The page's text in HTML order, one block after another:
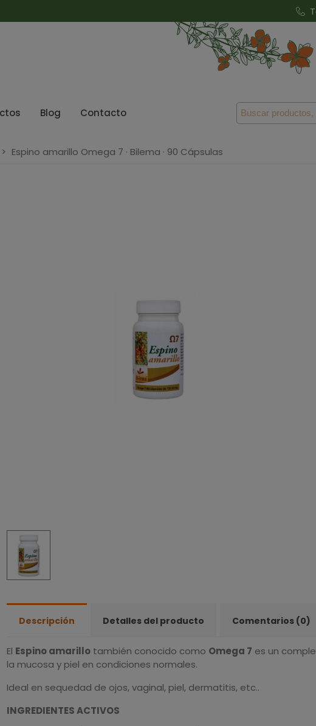
Blog Contacto
> Espino amarillo Omega 7 · Bilema · 90 Cápsulas
Descripción Detalles del producto Comentarios (0)
El Espino amarillo también conocido como Omega 7 es un
la mucosa y piel en condiciones normales.
Ideal en sequedad de ojos, vaginal, piel, dermatitis, etc..
INGREDIENTES ACTIVOS